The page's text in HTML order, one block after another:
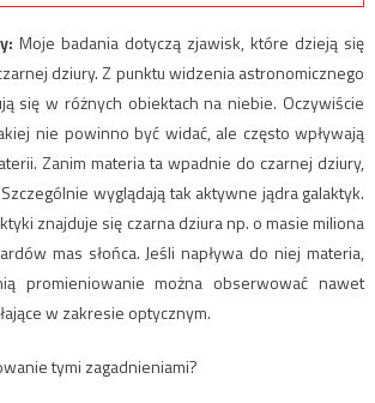
Moje badania dotyczą zjawisk, które dzieją się
dziury. Z punktu widzenia astronomicznego
się w różnych obiektach na niebie. Oczywiście
nie powinno być widać, ale często wpływają
Zanim materia ta wpadnie do czarnej dziury,
wyglądają tak aktywne jądra galaktyk.
znajduje się czarna dziura np. o masie miliona
mas słońca. Jeśli napływa do niej materia,
promieniowanie można obserwować nawet
w zakresie optycznym.
tymi zagadnieniami?